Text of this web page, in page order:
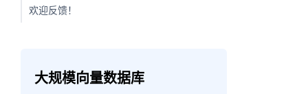
欢迎反馈！
大规模向量数据库